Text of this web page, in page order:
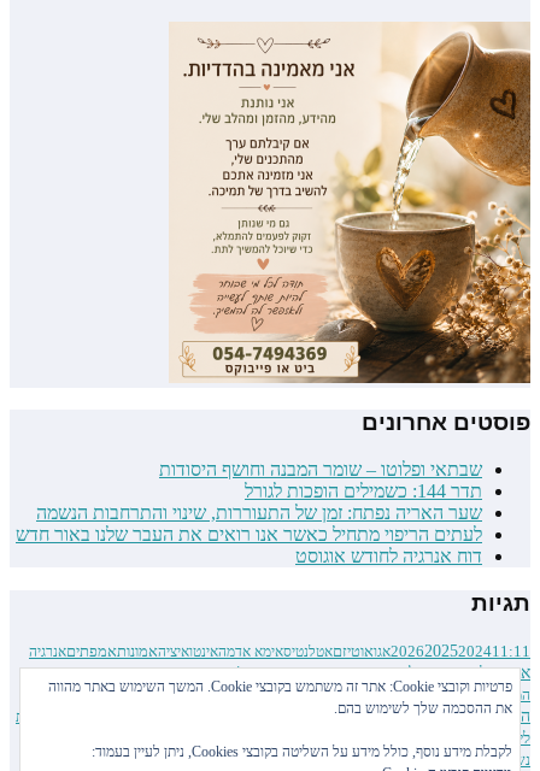
פוסטים אחרונים
שבתאי ופלוטו – שומר המבנה וחושף היסודות
תדר 144: כשמילים הופכות לגורל
שער האריה נפתח: זמן של התעוררות, שינוי והתרחבות הנשמה
לעתים הריפוי מתחיל כאשר אנו רואים את העבר שלנו באור חדש
דוח אנרגיה לחודש אוגוסט
תגיות
11:11
2024
2025
2026אגואוטיזםאטלנטיסאימא אדמהאינטואיציהאמונותאמפתיםאנרגיה
אסטרולוגיהאסטרולוגיה סיניתגוף האורגוף הקריסטלדוח אנרגיהדנ״אהגשמההממד החמישי
הממד הרביעיהממד השביעיהממד השישיהממד השלישיהעצמה נשית הרשומות האקאשיות
השראה התעלותזכויות יוצרים חלומות להבות תאומות
לי קרול
נשמה תאומהנשמות עתיקות סליחהסמלים סאביאנים סערות סולריות עבודה רוחנית
פרטיות וקובצי Cookie: אתר זה משתמש בקובצי Cookie. המשך השימוש באתר מהווה
את ההסכמה שלך לשימוש בהם.
לקבלת מידע נוסף, כולל מידע על השליטה בקובצי Cookies, ניתן לעיין בעמוד: